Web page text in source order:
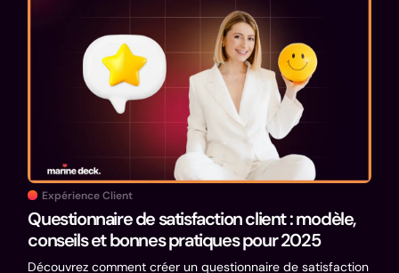
Expérience Client
Questionnaire de satisfaction client : modèle,
conseils et bonnes pratiques pour 2025
Découvrez comment créer un questionnaire de satisfaction